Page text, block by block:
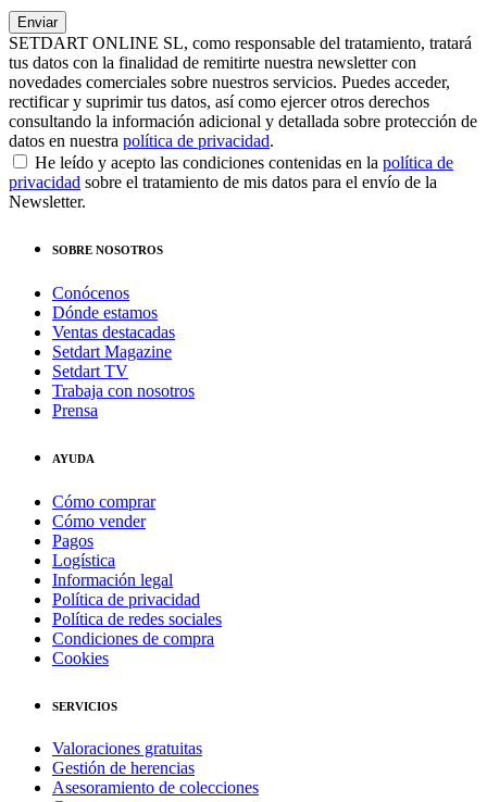
SETDART ONLINE SL, como responsable del tratamiento, tratará
tus datos con la finalidad de remitirte nuestra newsletter con
novedades comerciales sobre nuestros servicios. Puedes acceder,
rectificar y suprimir tus datos, así como ejercer otros derechos
consultando la información adicional y detallada sobre protección de
datos en nuestra política de privacidad.
He leído y acepto las condiciones contenidas en la política de
privacidad sobre el tratamiento de mis datos para el envío de la
Newsletter.
SOBRE NOSOTROS
Conócenos
Dónde estamos
Ventas destacadas
Setdart Magazine
Setdart TV
Trabaja con nosotros
Prensa
AYUDA
Cómo comprar
Cómo vender
Pagos
Logística
Información legal
Política de privacidad
Política de redes sociales
Condiciones de compra
Cookies
SERVICIOS
Valoraciones gratuitas
Gestión de herencias
Asesoramiento de colecciones